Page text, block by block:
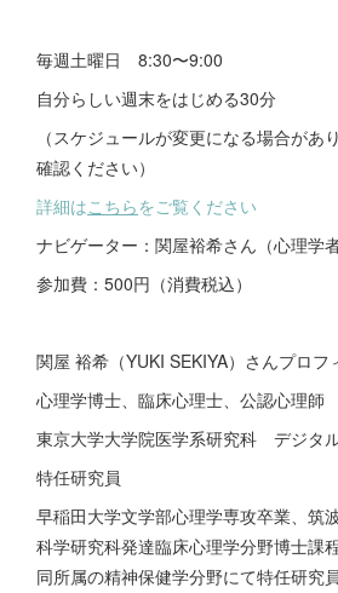
毎週土曜日 8:30〜9:00
自分らしい週末をはじめる30分
（スケジュールが変更になる場合があ
確認ください）
詳細はこちらをご覧ください
ナビゲーター：関屋裕希さん（心理学者
参加費：500円（消費税込）
関屋 裕希（YUKI SEKIYA）さんプロフ
心理学博士、臨床心理士、公認心理師
東京大学大学院医学系研究科 デジタ
特任研究員
早稲田大学文学部心理学専攻卒業、筑
科学研究科発達臨床心理学分野博士課
同所属の精神保健学分野にて特任研究